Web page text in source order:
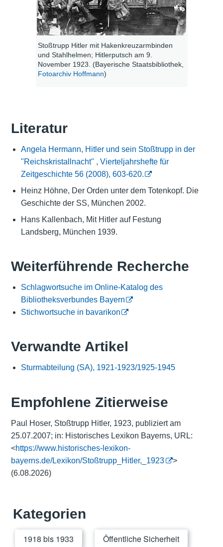
Stoßtrupp Hitler mit Hakenkreuzarmbinden
und Stahlhelmen; Hitlerputsch am 9.
November 1923. (Bayerische Staatsbibliothek,
Fotoarchiv Hoffmann)
Literatur
Angela Hermann, Hitler und sein Stoßtrupp in der
"Reichskristallnacht" , Vierteljahrshefte für
Zeitgeschichte 56 (2008), 603-620.
Heinz Höhne, Der Orden unter dem Totenkopf. Die
Geschichte der SS, München 2002.
Hans Kallenbach, Mit Hitler auf Festung
Landsberg, München 1939.
Weiterführende Recherche
Schlagwortsuche im Online-Katalog des
Bibliotheksverbundes Bayern
Stichwortsuche in bavarikon
Verwandte Artikel
Sturmabteilung (SA), 1921-1923/1925-1945
Empfohlene Zitierweise
Paul Hoser, Stoßtrupp Hitler, 1923, publiziert am
25.07.2007; in: Historisches Lexikon Bayerns, URL:
<https://www.historisches-lexikon-
bayerns.de/Lexikon/Stoßtrupp_Hitler,_1923
>
(6.08.2026)
Kategorien
1918 bis 1933 Öffentliche Sicherheit